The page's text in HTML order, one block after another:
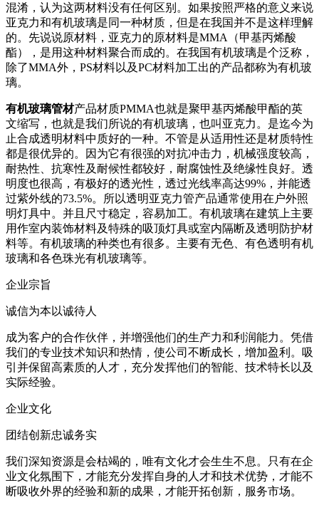
混淆，认为这两材料没有任何区别。如果按照严格的意义来说
亚克力和有机玻璃是同一种材质，但是在我国并不是这样理解
的。先说说原材料，亚克力的原材料是MMA（甲基丙烯酸
酯），是用这种材料聚合而成的。在我国有机玻璃是个泛称，
除了MMA外，PS材料以及PC材料加工出的产品都称为有机玻
璃。
有机玻璃管材产品材质PMMA也就是聚甲基丙烯酸甲酯的英
文缩写，也就是我们所说的有机玻璃，也叫亚克力。是迄今为
止合成透明材料中质好的一种。不管是从适用性还是材质特性
都是很优异的。因为它有很强的对抗冲击力，机械强度较高，
耐热性、抗寒性及耐候性都较好，耐腐蚀性及绝缘性良好。透
明度也很高，有极好的透光性，透过光线率高达99%，并能透
过紫外线的73.5%。所以透明亚克力管产品通常使用在户外照
明灯具中。并且尺寸稳定，容易加工。有机玻璃在建筑上主要
用作室内装饰材料及特殊的吸顶灯具或室内隔断及透明防护材
料等。有机玻璃的种类也有很多。主要有无色、有色透明有机
玻璃和各色珠光有机玻璃等。
企业宗旨
诚信为本以诚待人
成为客户的合作伙伴，并增强他们的生产力和利润能力。凭借
我们的专业技术知识和热情，使公司不断成长，增加盈利。吸
引并保留高素质的人才，充分发挥他们的智能、技术特长以及
实际经验。
企业文化
团结创新忠诚务实
我们深知资源是会枯竭的，唯有文化才会生生不息。只有在企
业文化氛围下，才能充分发挥自身的人才和技术优势，才能不
断吸收外界的经验和新的成果，才能开拓创新，服务市场。